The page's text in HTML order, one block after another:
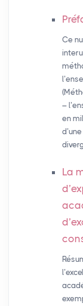
Ce
–
en
La